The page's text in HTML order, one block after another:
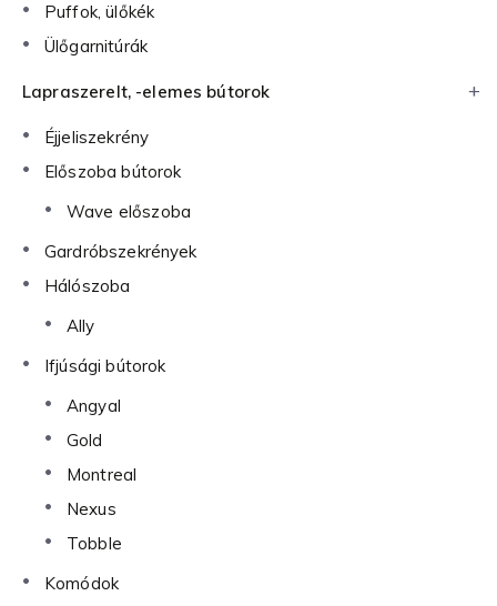
Puffok, ülőkék
Ülőgarnitúrák
Lapraszerelt, -elemes bútorok
Éjjeliszekrény
Előszoba bútorok
Wave előszoba
Gardróbszekrények
Hálószoba
Ally
Ifjúsági bútorok
Angyal
Gold
Montreal
Nexus
Tobble
Komódok